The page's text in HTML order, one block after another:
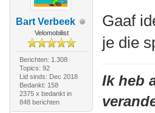
Bart Verbeek
Velomobilist
Berichten: 1.308
Topics: 92
Lid sinds: Dec 2018
Bedankt: 158
2375 x bedankt in
848 berichten
Gaaf
je die
Ik heb